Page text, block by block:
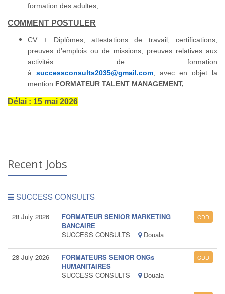
formation des adultes,
COMMENT POSTULER
CV + Diplômes, attestations de travail, certifications,
preuves d’emplois ou de missions, preuves relatives aux
activités de formation
à successconsults2035@gmail.com , avec en objet la
mention FORMATEUR TALENT MANAGEMENT,
Délai : 15 mai 2026
Recent Jobs
SUCCESS CONSULTS
28 July 2026
FORMATEUR SENIOR MARKETING
BANCAIRE
SUCCESS CONSULTS
Douala
CDD
28 July 2026
FORMATEURS SENIOR ONGs
HUMANITAIRES
SUCCESS CONSULTS
Douala
CDD